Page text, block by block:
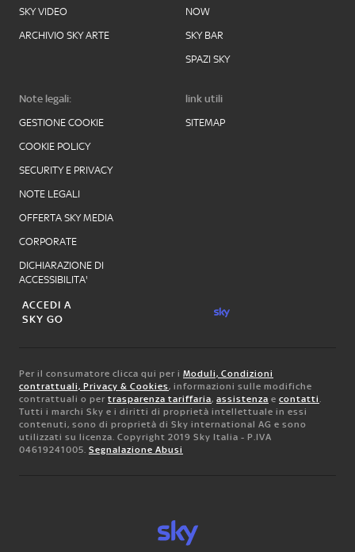
SKY VIDEO
ARCHIVIO SKY ARTE
NOW
SKY BAR
SPAZI SKY
Note legali:
GESTIONE COOKIE
COOKIE POLICY
SECURITY E PRIVACY
NOTE LEGALI
OFFERTA SKY MEDIA
CORPORATE
DICHIARAZIONE DI
ACCESSIBILITA'
link utili
SITEMAP
ACCEDI A
SKY GO
Per il consumatore clicca qui per i Moduli, Condizioni
contrattuali, Privacy & Cookies, informazioni sulle modifiche
contrattuali o per trasparenza tariffaria, assistenza e contatti.
Tutti i marchi Sky e i diritti di proprietà intellettuale in essi
contenuti, sono di proprietà di Sky international AG e sono
utilizzati su licenza. Copyright 2019 Sky Italia - P.IVA
04619241005. Segnalazione Abusi